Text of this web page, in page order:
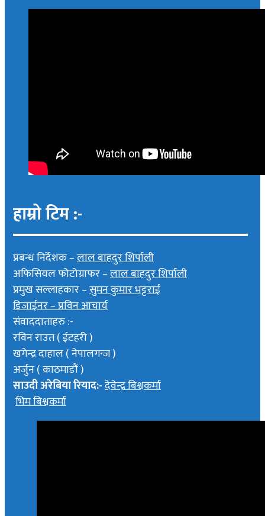
हाम्रो टिम :-
प्रबन्ध निर्देशक –लाल बाहदुर शिर्पाली
अफिसियल फोटोग्राफर –लाल बाहदुर शिर्पाली
प्रमुख सल्लाहकार –सुमन कुमार भट्टराई
डिजाईनर – प्रविन आचार्य
संवाददाताहरु :-
रविन राउत ( ईटहरी )
खगेन्द्र दाहाल ( नेपालगन्ज )
अर्जुन ( काठमाडौं )
साउदी अरेबिया रियाद:-देवेन्द्र बिश्वकर्मा
भिम बिश्वकर्मा